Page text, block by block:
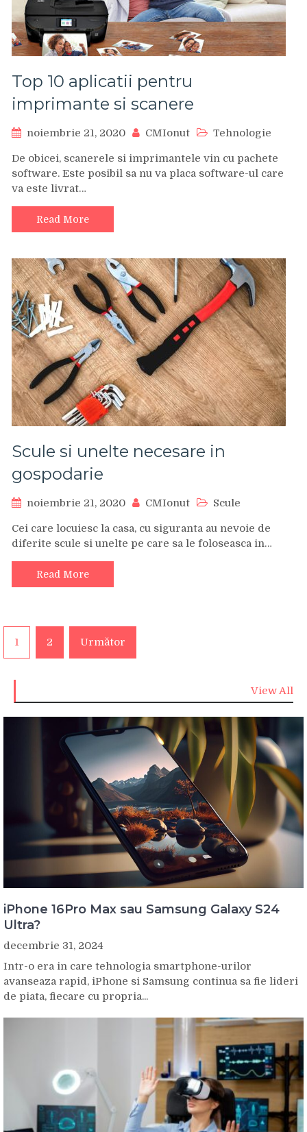
Top 10 aplicatii pentru
imprimante si scanere
noiembrie 21, 2020 CMIonut Tehnologie
De obicei, scanerele si imprimantele vin cu pachete
software. Este posibil sa nu va placa software-ul care
va este livrat…
Read More
Scule si unelte necesare in
gospodarie
noiembrie 21, 2020 CMIonut Scule
Cei care locuiesc la casa, cu siguranta au nevoie de
diferite scule si unelte pe care sa le foloseasca in…
Read More
Paginație
articole
1 2 Următor
View All
iPhone 16Pro Max sau Samsung Galaxy S24
Ultra?
decembrie 31, 2024
Intr-o era in care tehnologia smartphone-urilor
avanseaza rapid, iPhone si Samsung continua sa fie lideri
de piata, fiecare cu propria...